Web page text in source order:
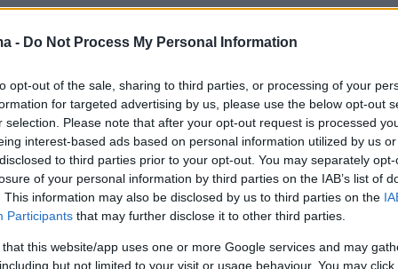
- Do Not Process My Personal Information
opt-out of the sale, sharing to third parties, or processing of your
for targeted advertising by us, please use the below opt-out
selection. Please note that after your opt-out request is processed
interest-based ads based on personal information utilized by us
to third parties prior to your opt-out. You may separately
of your personal information by third parties on the IAB’s list of
This information may also be disclosed by us to third parties on the
Participants that may further disclose it to other third parties.
that this website/app uses one or more Google services and may
but not limited to your visit or usage behaviour. You may
Αλμπανέζε, Ιταλίδα νομικός 49 ετών, δεν
το Ισραήλ αφότου ονομάστηκε ειδική
Συμβουλίου Ανθρωπίνων Δικαιωμάτων του
στα κατεχόμενα παλαιστινιακά
υπουργός Εξωτερικών Μάρκο Ρούμπιο την
είχε εισηγηθεί στο Διεθνές Ποινικό
να προχωρήσει στην έκδοση εντάλματος